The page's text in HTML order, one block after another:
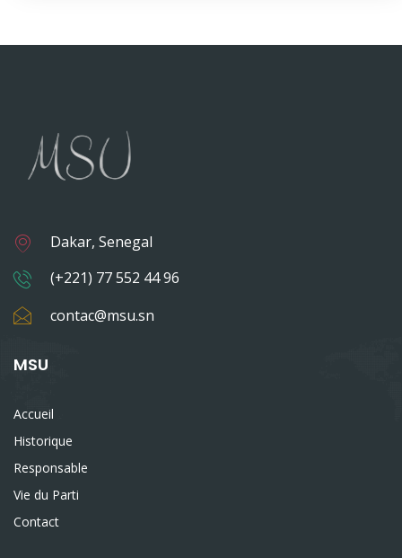
Dakar, Senegal
(+221) 77 552 44 96
contac@msu.sn
MSU
Accueil
Historique
Responsable
Vie du Parti
Contact